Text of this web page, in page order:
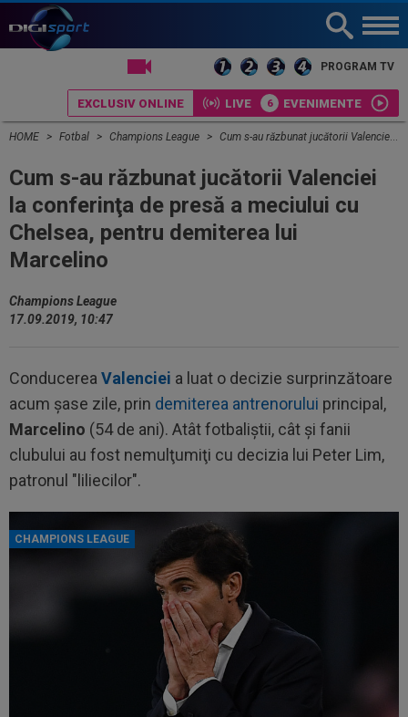
PROGRAM TV
EXCLUSIV ONLINE LIVE EVENIMENTE
HOME Fotbal Champions League Cum s-au răzbunat jucătorii Valenciei la conferinţa de presă a meciului cu Chelsea, pentru demiterea lui Marcelino
Cum s-au răzbunat jucătorii Valenciei
la conferinţa de presă a meciului cu
Chelsea, pentru demiterea lui
Marcelino
Champions League
17.09.2019, 10:47
Conducerea Valenciei a luat o decizie surprinzătoare
acum şase zile, prin demiterea antrenorului principal,
Marcelino (54 de ani). Atât fotbaliştii, cât şi fanii
clubului au fost nemulţumiţi cu decizia lui Peter Lim,
patronul "liliecilor".
CHAMPIONS LEAGUE